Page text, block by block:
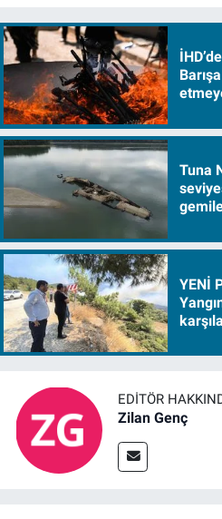
Tuna
YENİ
EDITÖR
Zilan Genç